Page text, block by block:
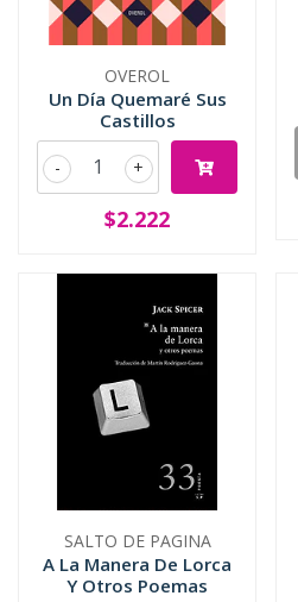
OVEROL
Un Día Quemaré Sus
Castillos
+
-
$2.222
SALTO DE PAGINA
A La Manera De Lorca
Y Otros Poemas